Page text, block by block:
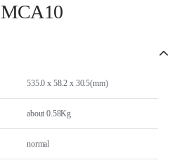
MCA10
535.0 x 58.2 x 30.5(mm)
about 0.58Kg
normal